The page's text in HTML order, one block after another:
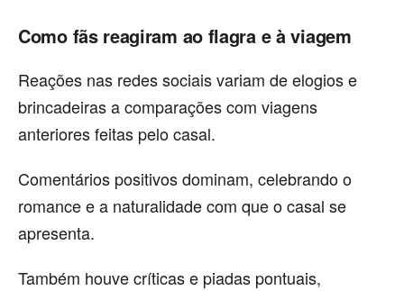
Como fãs reagiram ao flagra e à viagem
Reações nas redes sociais variam de elogios e
brincadeiras a comparações com viagens
anteriores feitas pelo casal.
Comentários positivos dominam, celebrando o
romance e a naturalidade com que o casal se
apresenta.
Também houve críticas e piadas pontuais,